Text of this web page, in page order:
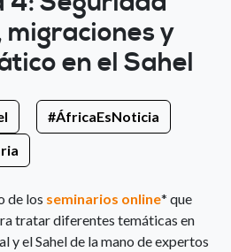
y
en el Sahel
#ÁfricaEsNoticia
de los seminarios online* que
tratar diferentes temáticas en
el Sahel de la mano de expertos